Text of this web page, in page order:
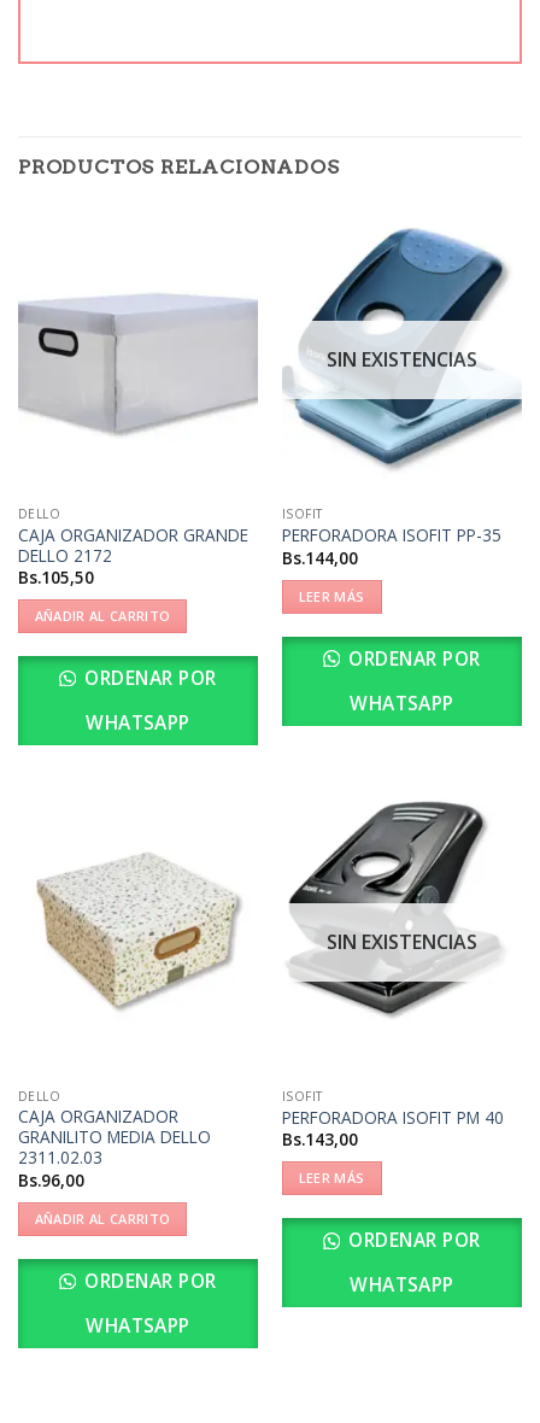
PRODUCTOS RELACIONADOS
DELLO
CAJA ORGANIZADOR GRANDE
DELLO 2172
Bs.105,50
AÑADIR AL CARRITO
ORDENAR POR
WHATSAPP
SIN EXISTENCIAS
ISOFIT
PERFORADORA ISOFIT PP-35
Bs.144,00
LEER MÁS
ORDENAR POR
WHATSAPP
DELLO
CAJA ORGANIZADOR
GRANILITO MEDIA DELLO
2311.02.03
Bs.96,00
AÑADIR AL CARRITO
ORDENAR POR
WHATSAPP
SIN EXISTENCIAS
ISOFIT
PERFORADORA ISOFIT PM 40
Bs.143,00
LEER MÁS
ORDENAR POR
WHATSAPP